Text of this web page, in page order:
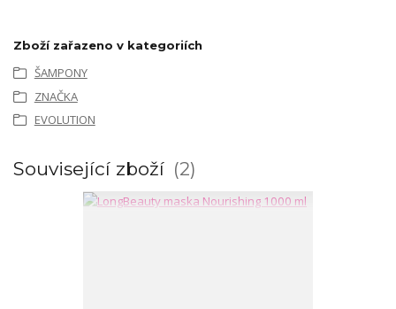
Zboží zařazeno v kategoriích
ŠAMPONY
ZNAČKA
EVOLUTION
Související zboží 2